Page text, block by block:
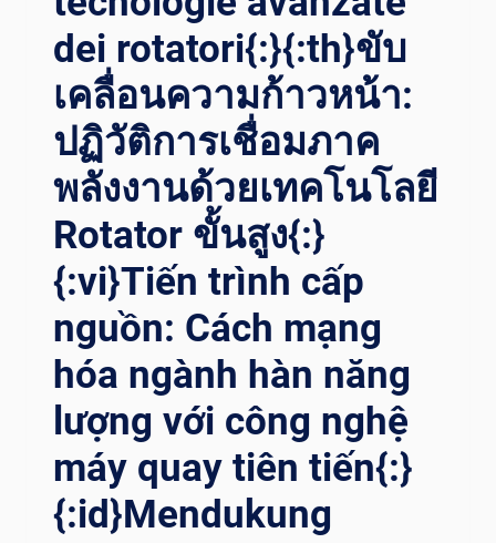
CH MẠ
NG HÀ
N TH
ÁP GI
ỮNG TI
TR
NG NG
HỆ MÁ
Y HÀ
N QU
AY{:}{:
ID}MEREVOLUSI PE
NGELASAN ME
NARA AN
GIN: KE
MAJUAN TE
KNOLOGI RO
TATOR PE
dei rotatori{:}{:th}ขับ
เคลื่อนความก้าวหน้า:
ปฏิวัติการเชื่อมภาค
พลังงานด้วยเทคโนโลยี
Rotator ขั้นสูง{:}
{:vi}Tiến trình cấp
nguồn: Cách mạng
hóa ngành hàn năng
lượng với công nghệ
máy quay tiên tiến{:}
{:id}Mendukung